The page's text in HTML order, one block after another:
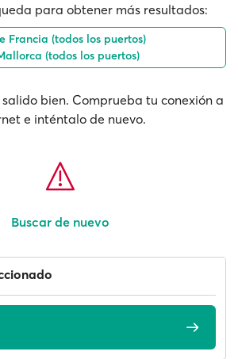
para obtener más resultados:
Francia (todos los puertos)
(todos los puertos)
salido bien. Comprueba tu conexión a
e inténtalo de nuevo.
Buscar de nuevo